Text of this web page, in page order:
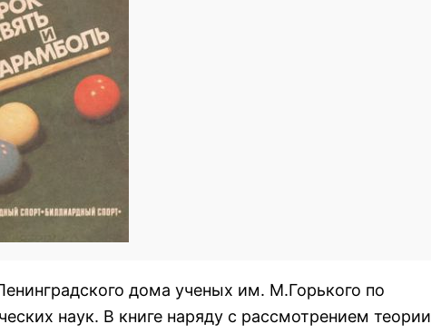
дома ученых им. М.Горького по
наук. В книге наряду с рассмотрением теории